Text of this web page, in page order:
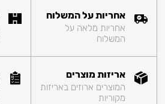
אחריות על המשלוח
אחריות מלאה על
המשלוח
אריזות מוצרים
המוצרים ארוזים באריזות
מקוריות